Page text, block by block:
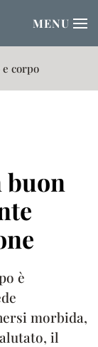
MENU
corpo
buon
è
morbida,
il